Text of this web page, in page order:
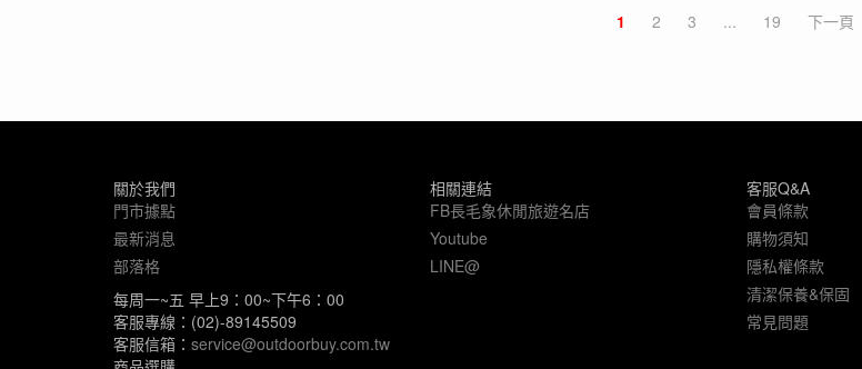
1 2 3 ... 19 下一頁
關於我們
門市據點
最新消息
部落格
每周一~五 早上9：00~下午6：00
客服專線：(02)-89145509
客服信箱： service@outdoorbuy.com.tw
相關連結
FB長毛象休閒旅遊名店
Youtube
LINE@
客服Q&A
會員條款
購物須知
隱私權條款
清潔保養&保固
常見問題